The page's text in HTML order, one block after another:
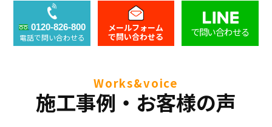
0120-826-800
電話で問い合わせる
メールフォーム
で問い合わせる で問い合わせる
works&voice
施工事例・お客様の声